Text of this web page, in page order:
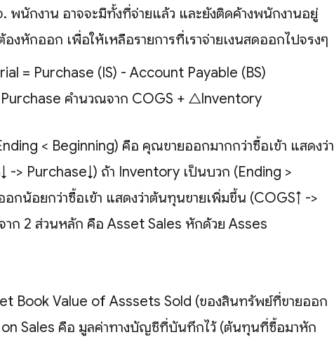
. พนักงาน อาจจะมีทั้งที่จ่ายแล้ว และยังติดค้างพนักงานอยู่
งหักออก เพื่อให้เหลือรายการที่เราจ่ายเงินสดออกไปจริงๆ
= Purchase (IS) - Account Payable (BS)
Purchase คำนวณจาก COGS + △Inventory
< Beginning) คือ คุณขายออกมากกว่าซื้อเข้า แสดงว่า
-> Purchase↓) ถ้า Inventory เป็นบวก (Ending >
กน้อยกว่าซื้อเข้า แสดงว่าต้นทุนขายเพิ่มขึ้น (COGS↑ ->
าก 2 ส่วนหลัก คือ Asset Sales หักด้วย Asses
Book Value of Asssets Sold (ของสินทรัพย์ที่ขายออก
Sales คือ มูลค่าทางบัญชีที่บันทึกไว้ (ต้นทุนที่ซื้อมาหัก